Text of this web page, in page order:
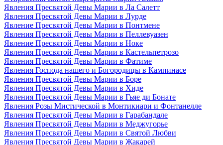
Явления Пресвятой Девы Марии в Ла Салетт
Явления Пресвятой Девы Марии в Лурде
Явление Пресвятой Девы Марии в Понтмене
Явления Пресвятой Девы Марии в Пеллевуазен
Явление Пресвятой Девы Марии в Ноке
Явления Пресвятой Девы Марии в Кастельпетрозо
Явления Пресвятой Девы Марии в Фатиме
Явления Господа нашего и Богородицы в Кампинасе
Явления Пресвятой Девы Марии в Боре
Явления Пресвятой Девы Марии в Хиде
Явления Пресвятой Девы Марии в Гьяе ди Бонате
Явления Розы Мистической в Монтикиари и Фонтанелле
Явления Пресвятой Девы Марии в Гарабандале
Явления Пресвятой Девы Марии в Меджугорье
Явления Пресвятой Девы Марии в Святой Любви
Явления Пресвятой Девы Марии в Жакарей